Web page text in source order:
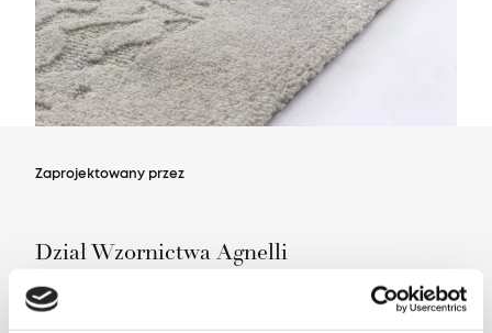
Zaprojektowany przez
Dział Wzornictwa Agnelli